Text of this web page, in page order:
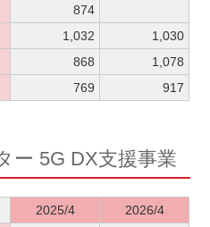
874
1,032
1,030
868
1,078
769 917
ー 5G DX支援事業
2025/4 2026/4